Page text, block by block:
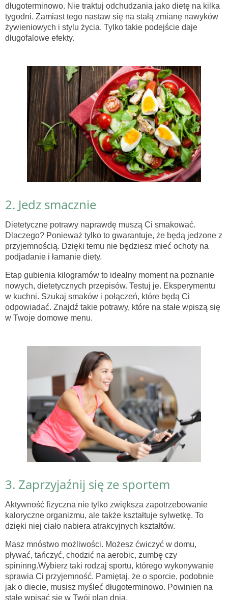
długoterminowo. Nie traktuj odchudzania jako dietę na kilka
tygodni. Zamiast tego nastaw się na stałą zmianę nawyków
żywieniowych i stylu życia. Tylko takie podejście daje
długofalowe efekty.
2. Jedz smacznie
Dietetyczne potrawy naprawdę muszą Ci smakować.
Dlaczego? Ponieważ tylko to gwarantuje, że będą jedzone z
przyjemnością. Dzięki temu nie będziesz mieć ochoty na
podjadanie i łamanie diety.
Etap gubienia kilogramów to idealny moment na poznanie
nowych, dietetycznych przepisów. Testuj je. Eksperymentu
w kuchni. Szukaj smaków i połączeń, które będą Ci
odpowiadać. Znajdź takie potrawy, które na stałe wpiszą się
w Twoje domowe menu.
3. Zaprzyjaźnij się ze sportem
Aktywność fizyczna nie tylko zwiększa zapotrzebowanie
kaloryczne organizmu, ale także kształtuje sylwetkę. To
dzięki niej ciało nabiera atrakcyjnych kształtów.
Masz mnóstwo możliwości. Możesz ćwiczyć w domu,
pływać, tańczyć, chodzić na aerobic, zumbę czy
spininng.Wybierz taki rodzaj sportu, którego wykonywanie
sprawia Ci przyjemność. Pamiętaj, że o sporcie, podobnie
jak o diecie, musisz myśleć długoterminowo. Powinien na
stałe wpisać się w Twój plan dnia.